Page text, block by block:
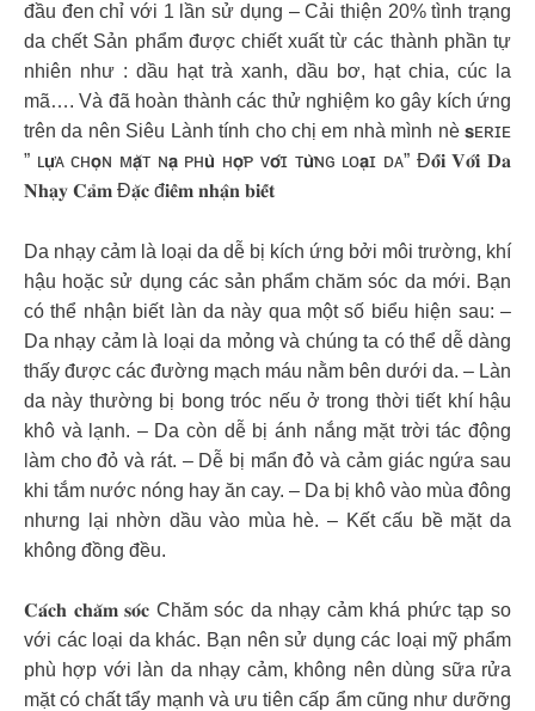
đầu đen chỉ với 1 lần sử dụng – Cải thiện 20% tình trạng
da chết Sản phẩm được chiết xuất từ các thành phần tự
nhiên như : dầu hạt trà xanh, dầu bơ, hạt chia, cúc la
mã…. Và đã hoàn thành các thử nghiệm ko gây kích ứng
trên da nên Siêu Lành tính cho chị em nhà mình nè 𝘀ᴇʀɪᴇ
” ʟ𝘂̛̣ᴀ ᴄʜ𝗼̣ɴ ᴍ𝗮̣̆ᴛ ɴ𝗮̣ ᴘʜ𝘂̀ ʜ𝗼̛̣ᴘ ᴠ𝗼̛́ɪ ᴛ𝘂̛̀ɴɢ ʟᴏ𝗮̣ɪ ᴅᴀ” Đ𝐨̂́𝐢 𝐕𝐨̛́𝐢 𝐃𝐚
𝐍𝐡𝐚̣𝐲 𝐂𝐚̉𝐦 Đ𝐚̣̆𝐜 đ𝐢𝐞̂̉𝐦 𝐧𝐡𝐚̣̂𝐧 𝐛𝐢𝐞̂́𝐭
Da nhạy cảm là loại da dễ bị kích ứng bởi môi trường, khí
hậu hoặc sử dụng các sản phẩm chăm sóc da mới. Bạn
có thể nhận biết làn da này qua một số biểu hiện sau: –
Da nhạy cảm là loại da mỏng và chúng ta có thể dễ dàng
thấy được các đường mạch máu nằm bên dưới da. – Làn
da này thường bị bong tróc nếu ở trong thời tiết khí hậu
khô và lạnh. – Da còn dễ bị ánh nắng mặt trời tác động
làm cho đỏ và rát. – Dễ bị mẩn đỏ và cảm giác ngứa sau
khi tắm nước nóng hay ăn cay. – Da bị khô vào mùa đông
nhưng lại nhờn dầu vào mùa hè. – Kết cấu bề mặt da
không đồng đều.
𝐂𝐚́𝐜𝐡 𝐜𝐡𝐚̆𝐦 𝐬𝐨́𝐜 Chăm sóc da nhạy cảm khá phức tạp so
với các loại da khác. Bạn nên sử dụng các loại mỹ phẩm
phù hợp với làn da nhạy cảm, không nên dùng sữa rửa
mặt có chất tẩy mạnh và ưu tiên cấp ẩm cũng như dưỡng